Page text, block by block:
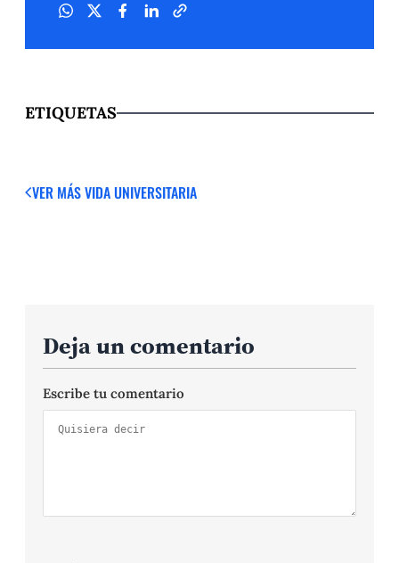
ETIQUETAS
VER MÁSVIDA UNIVERSITARIA
Deja un comentario
Escribe tu comentario